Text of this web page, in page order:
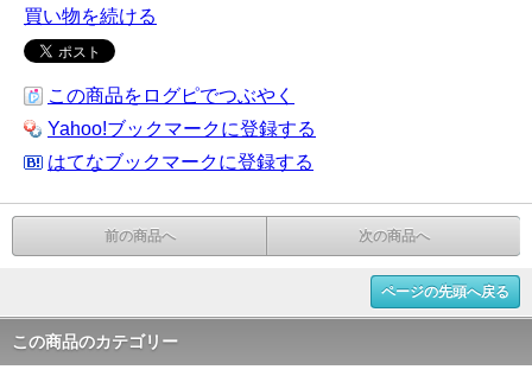
買い物を続ける
この商品をログピでつぶやく
Yahoo!ブックマークに登録する
はてなブックマークに登録する
前の商品へ 次の商品へ
ページの先頭へ戻る
この商品のカテゴリー